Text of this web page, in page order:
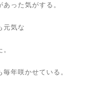
った気がする。
元気な
年咲かせている。